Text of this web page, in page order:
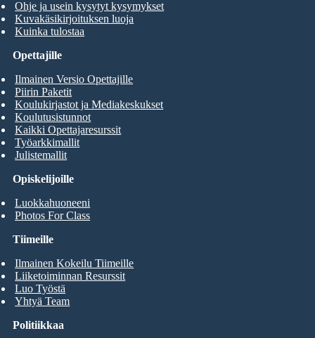
Ohje ja usein kysytyt kysymykset
Kuvakäsikirjoituksen luoja
Kuinka tulostaa
Opiskelijoille
Luokkahuoneeni
Photos For Class
Opettajille
Ilmainen Versio Opettajille
Piirin Paketit
Koulukirjastot ja Mediakeskukset
Koulutusistunnot
Kaikki Opettajaresurssit
Työarkkimallit
Julistemallit
Tiimeille
Ilmainen Kokeilu Tiimeille
Liiketoiminnan Resurssit
Luo Työstä
Yhtyä Team
Politiikkaa